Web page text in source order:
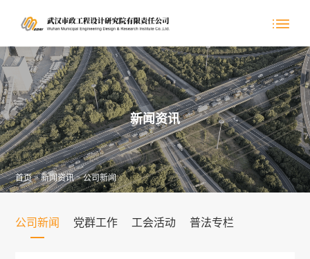
新闻资讯
首页>新闻资讯>公司新闻
公司新闻 党群工作 工会活动 普法专栏